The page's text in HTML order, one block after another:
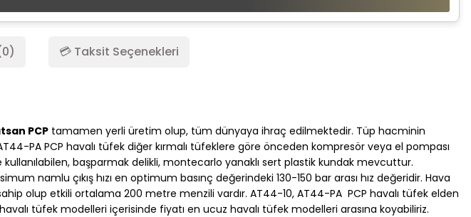
💳 Taksit Seçenekleri
PCP tamamen yerli üretim olup, tüm dünyaya ihraç edilmektedir. Tüp hacminin
PA PCP havalı tüfek diğer kırmalı tüfeklere göre önceden kompresör veya el pompası
başparmak delikli, montecarlo yanaklı sert plastik kundak mevcuttur.
namlu çıkış hızı en optimum basınç değerindeki 130-150 bar arası hız değeridir. Hava
olup etkili ortalama 200 metre menzili vardır. AT44-10, AT44-PA PCP havalı tüfek elden
tüfek modelleri içerisinde fiyatı en ucuz havalı tüfek modelleri arasına koyabiliriz.